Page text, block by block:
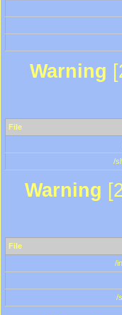
Warning
File
/
Warning
File
/
/